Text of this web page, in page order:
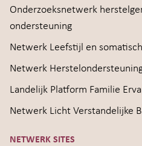
Onderzoeksnetwerk
ondersteuning
Netwerk Leefstijl en
Netwerk
Landelijk Platform Familie
Netwerk Licht Verstandelijke
NETWERK SITES